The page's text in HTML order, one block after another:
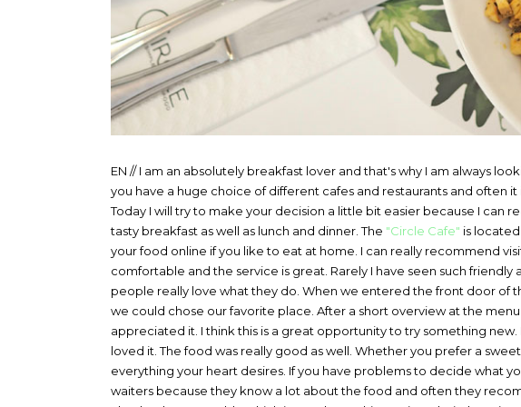
EN // I am an absolutely breakfast lover and that's why I am always
you have a huge choice of different cafes and restaurants and often
Today I will try to make your decision a little bit easier because I can
tasty breakfast as well as lunch and dinner. The "Circle Cafe" is
your food online if you like to eat at home. I can really recommend
comfortable and the service is great. Rarely I have seen such friendly
people really love what they do. When we entered the front door of
we could chose our favorite place. After a short overview at the
appreciated it. I think this is a great opportunity to try something new.
loved it. The food was really good as well. Whether you prefer a
everything your heart desires. If you have problems to decide what
waiters because they know a lot about the food and often they